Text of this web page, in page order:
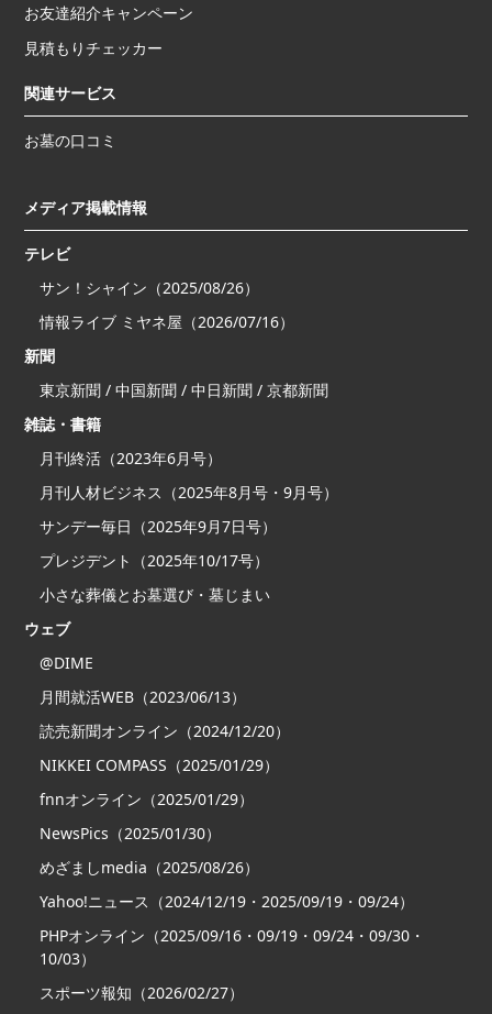
お友達紹介キャンペーン
見積もりチェッカー
関連サービス
お墓の口コミ
メディア掲載情報
テレビ
サン！シャイン（2025/08/26）
情報ライブ ミヤネ屋（2026/07/16）
新聞
東京新聞 / 中国新聞 / 中日新聞 / 京都新聞
雑誌・書籍
月刊終活（2023年6月号）
月刊人材ビジネス（2025年8月号・9月号）
サンデー毎日（2025年9月7日号）
プレジデント（2025年10/17号）
小さな葬儀とお墓選び・墓じまい
ウェブ
@DIME
月間就活WEB（2023/06/13）
読売新聞オンライン（2024/12/20）
NIKKEI COMPASS（2025/01/29）
fnnオンライン（2025/01/29）
NewsPics（2025/01/30）
めざましmedia（2025/08/26）
Yahoo!ニュース（2024/12/19・2025/09/19・09/24）
PHPオンライン（2025/09/16・09/19・09/24・09/30・
10/03）
スポーツ報知（2026/02/27）